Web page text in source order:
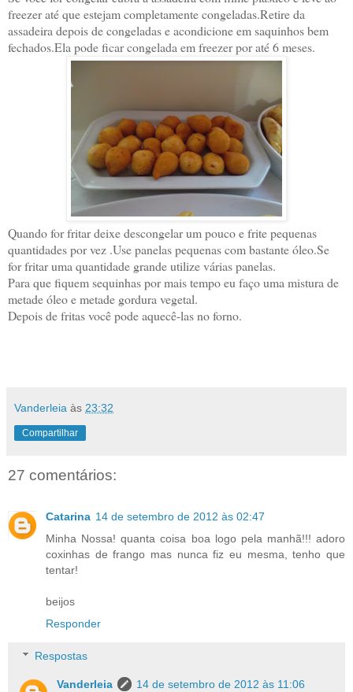
freezer até que estejam completamente congeladas.Retire da
assadeira depois de congeladas e acondicione em saquinhos bem
fechados.Ela pode ficar congelada em freezer por até 6 meses.
Quando for fritar deixe descongelar um pouco e frite pequenas
quantidades por vez .Use panelas pequenas com bastante óleo.Se
for fritar uma quantidade grande utilize várias panelas.
Para que fiquem sequinhas por mais tempo eu faço uma mistura de
metade óleo e metade gordura vegetal.
Depois de fritas você pode aquecê-las no forno.
Vanderleia às 23:32
Compartilhar
27 comentários:
Catarina 14 de setembro de 2012 às 02:47
Minha Nossa! quanta coisa boa logo pela manhã!!! adoro
coxinhas de frango mas nunca fiz eu mesma, tenho que
tentar!
beijos
Responder
Respostas
Vanderleia
14 de setembro de 2012 às 11:06